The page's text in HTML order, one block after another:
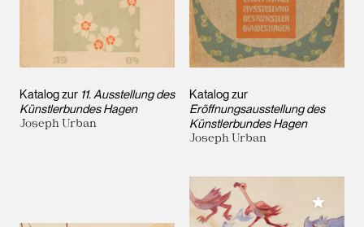
Katalog zur 11. Ausstellung des
Künstlerbundes Hagen
Joseph Urban
Katalog zur
Eröffnungsausstellung des
Künstlerbundes Hagen
Joseph Urban
Meiner